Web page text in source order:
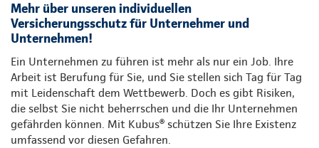
Mehr über unseren individuellen
Versicherungsschutz für Unternehmer und
Unternehmen!
Ein Unternehmen zu führen ist mehr als nur ein Job. Ihre
Arbeit ist Berufung für Sie, und Sie stellen sich Tag für Tag
mit Leidenschaft dem Wettbewerb. Doch es gibt Risiken,
die selbst Sie nicht beherrschen und die Ihr Unternehmen
gefährden können. Mit Kubus® schützen Sie Ihre Existenz
umfassend vor diesen Gefahren.